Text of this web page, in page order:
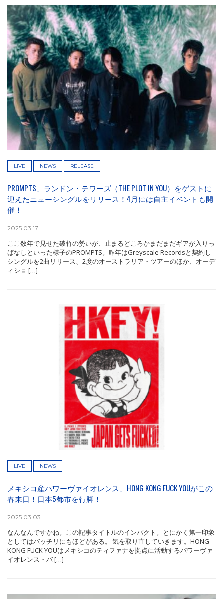
LIVE NEWS RELEASE
PROMPTS、ランドン・テワーズ（THE PLOT IN YOU）をゲストに
迎えたニューシングルをリリース！4月には自主イベントも開
催！
2025.03.17
ここ数年で見せた破竹の勢いが、止まるどころかまだまだギアが入りっ
ぱなしといった様子のPROMPTS。昨年はGreyscale Recordsと契約し
シングルを2曲リリース、2度のオーストラリア・ツアーのほか、オーデ
ィショ […]
LIVE NEWS
メキシコ産パワーヴァイオレンス、HONG KONG FUCK YOUがこの
春来日！日本5都市を行脚！
2025.03.03
なんなんですかね。この記事タイトルのインパクト。とにかく第一印象
としてはバッチリにもほどがある。 気を取り直していきます。HONG
KONG FUCK YOUはメキシコのティファナを拠点に活動するパワーヴァ
イオレンス・バ […]